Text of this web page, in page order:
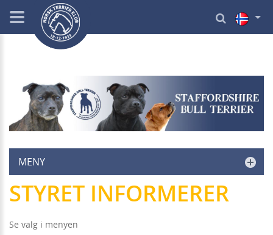
MENY
STYRET INFORMERER
Se valg i menyen